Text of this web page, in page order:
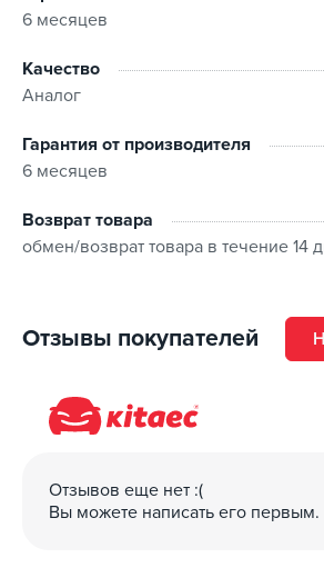
6 месяцев
Качество
Аналог
Гарантия от производителя
6 месяцев
Возврат товара
обмен/возврат товара в течение 14
Отзывы покупателей
Отзывов еще нет :(
Вы можете написать его первым.